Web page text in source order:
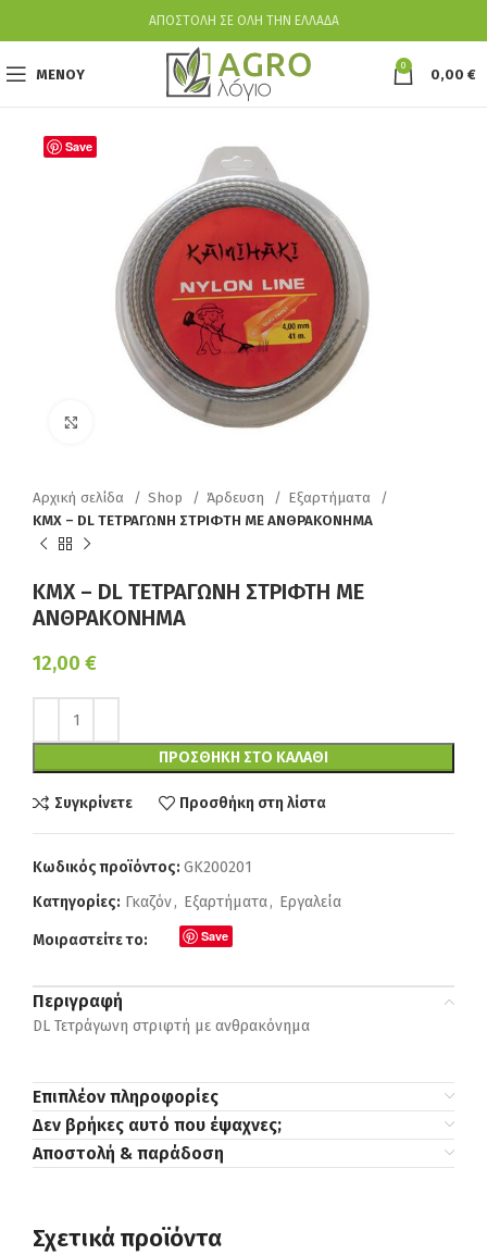
ΑΠΟΣΤΟΛΗ ΣΕ ΟΛΗ ΤΗΝ ΕΛΛΑΔΑ
ΜΕΝΟΥ
0
0,00 €
Save
Κάντε κλικ για να μεγεθύνετε
Αρχική σελίδα Shop Άρδευση
Εξαρτήματα
KMX – DL ΤΕΤΡΑΓΩΝΗ ΣΤΡΙΦΤΗ ΜΕ ΑΝΘΡΑΚΟΝΗΜΑ
KMX – DL ΤΕΤΡΑΓΩΝΗ ΣΤΡΙΦΤΗ ΜΕ
ΑΝΘΡΑΚΟΝΗΜΑ
12,00 €
ΠΡΟΣΘΉΚΗ ΣΤΟ ΚΑΛΆΘΙ
Συγκρίνετε Προσθήκη στη λίστα
Κωδικός προϊόντος: GK200201
Κατηγορίες: Γκαζόν, Εξαρτήματα, Εργαλεία
Μοιραστείτε το: Save
Περιγραφή
DL Τετράγωνη στριφτή με ανθρακόνημα
Επιπλέον πληροφορίες
Δεν βρήκες αυτό που έψαχνες;
Αποστολή & παράδοση
Σχετικά προϊόντα